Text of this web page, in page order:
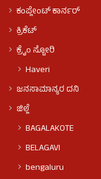
ಕಂಪ್ಲೇಂಟ್ ಕಾರ್ನರ್
ಕ್ರಿಕೆಟ್
ಕ್ರೈಂ ಸ್ಟೋರಿ
Haveri
ಜನಸಾಮಾನ್ಯರ ದನಿ
ಜಿಲ್ಲೆ
BAGALAKOTE
BELAGAVI
bengaluru